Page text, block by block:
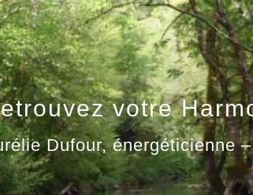
votre
Dufour, énergéticienne